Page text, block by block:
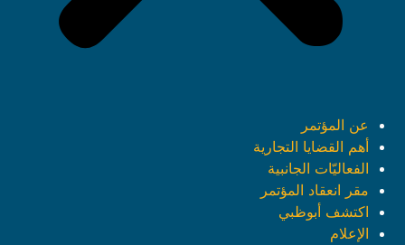
عن المؤتمر
أهم القضايا التجارية
الفعاليّات الجانبية
مقر انعقاد المؤتمر
اكتشف أبوظبي
الإعلام